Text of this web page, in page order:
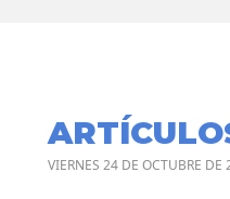
VIERNES 24 DE OCTUBRE DE